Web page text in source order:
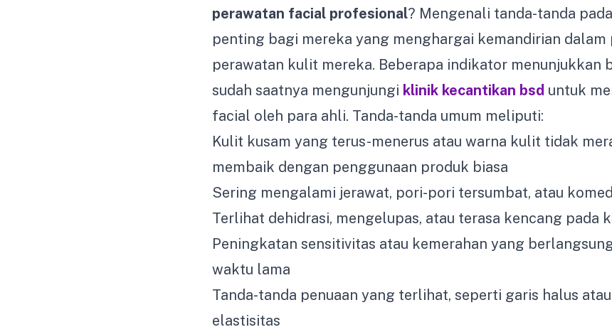
perawatan facial profesional? Mengenali tanda-tanda
penting bagi mereka yang menghargai kemandirian dalam
perawatan kulit mereka. Beberapa indikator menunjukkan
sudah saatnya mengunjungi klinik kecantikan bsd untuk
facial oleh para ahli. Tanda-tanda umum meliputi:
Kulit kusam yang terus-menerus atau warna kulit tidak
membaik dengan penggunaan produk biasa
Sering mengalami jerawat, pori-pori tersumbat, atau
Terlihat dehidrasi, mengelupas, atau terasa kencang pada
Peningkatan sensitivitas atau kemerahan yang
waktu lama
Tanda-tanda penuaan yang terlihat, seperti garis halus
elastisitas